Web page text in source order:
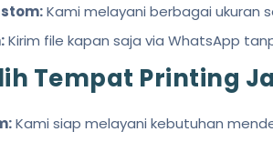
Kami melayani berbagai ukuran
Kirim file kapan saja via WhatsApp
Tempat Printing
Kami siap melayani kebutuhan